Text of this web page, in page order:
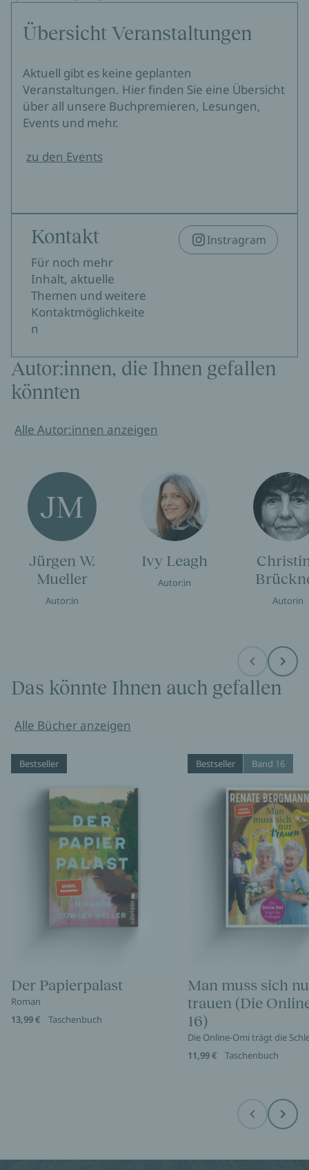
Übersicht Veranstaltungen
Aktuell gibt es keine geplanten
Veranstaltungen. Hier finden Sie eine Übersicht
über all unsere Buchpremieren, Lesungen,
Events und mehr.
zu den Events
Kontakt
Für noch mehr
Inhalt, aktuelle
Themen und weitere
Kontaktmöglichkeite
n
Instragram
Autor:innen, die Ihnen gefallen
könnten
Alle Autor:innen anzeigen
JM
Jürgen W.
Mueller
Autor:in
Ivy Leagh
Autor:in
Autorin
Before Next
Das könnte Ihnen auch gefallen
Alle Bücher anzeigen
Bestseller
Der Papierpalast
Roman
13,99 €
Taschenbuch
Bestseller Band 16
Man muss sich
trauen (Die
16)
Die Online-Omi trägt die
11,99 €
Taschenbuch
Before Next